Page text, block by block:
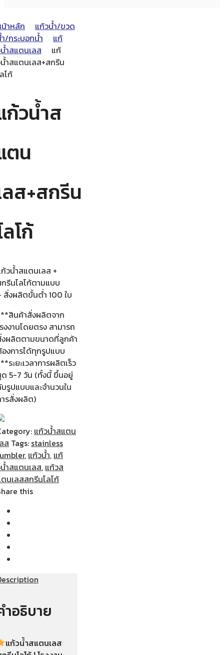
าหลัก
แก้วน้ำ/ขวด
/กระบอกน้ำ
แก้
ำสแตนเลส
แก้
ำสแตนเลส+สกรีน
โก้
ก้วน้ำส
ตน
ลส+สกรีน
ลโก้
วน้ำสแตนเลส +
รีนโลโก้ตามแบบ
สั่งผลิตขั้นต่ำ 100 ใบ
สินค้าสั่งผลิตจาก
งงานโดยตรง สามารถ
ผลิตตามขนาดที่ลูกค้า
งการได้ทุกรูปแบบ
ระยะเวลาการผลิตเร็ว
5-7 วัน (ทั้งนี้ ขึ้นอยู่
รูปแบบและจำนวนใน
รสั่งผลิต)
แก้วน้ำสแตน
ส Tags: stainless
, แก้วน้ำ, แก้
ำสแตนเลส, แก้วส
นเลสสกรีนโลโก้
this
ำอธิบาย
แก้วน้ำสแตนเลส